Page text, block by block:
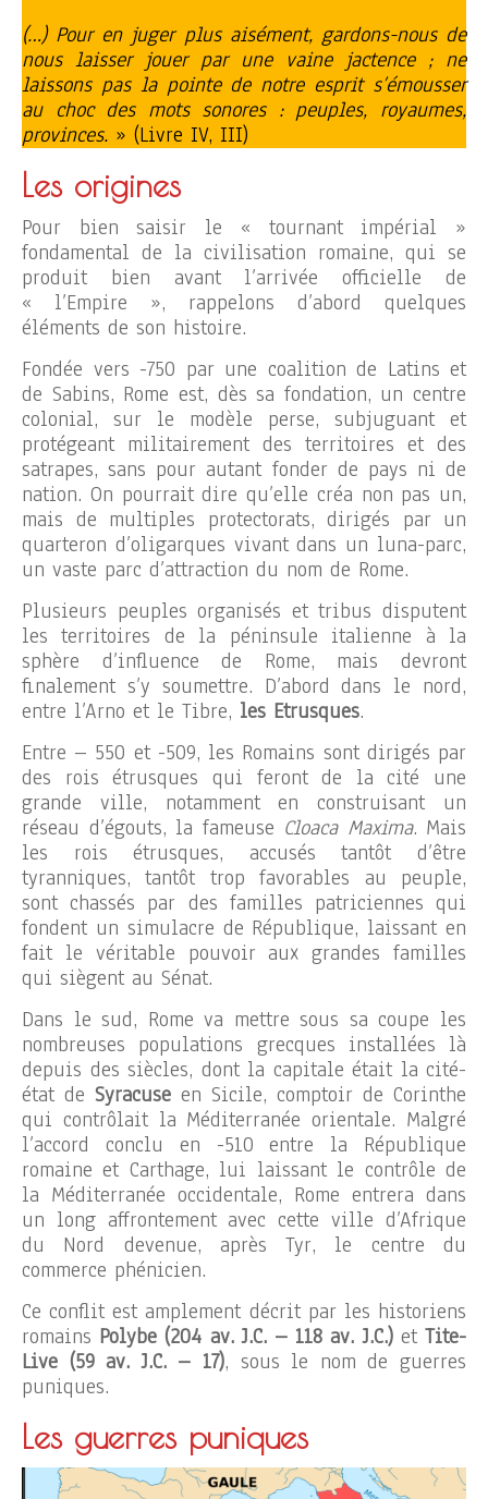
(…) Pour en juger plus aisément, gardons-nous de
nous laisser jouer par une vaine jactence ; ne
laissons pas la pointe de notre esprit s’émousser
au choc des mots sonores : peuples, royaumes,
provinces. » (Livre IV, III)
Les origines
Pour bien saisir le « tournant impérial »
fondamental de la civilisation romaine, qui se
produit bien avant l’arrivée officielle de
« l’Empire », rappelons d’abord quelques
éléments de son histoire.
Fondée vers -750 par une coalition de Latins et
de Sabins, Rome est, dès sa fondation, un centre
colonial, sur le modèle perse, subjuguant et
protégeant militairement des territoires et des
satrapes, sans pour autant fonder de pays ni de
nation. On pourrait dire qu’elle créa non pas un,
mais de multiples protectorats, dirigés par un
quarteron d’oligarques vivant dans un luna-parc,
un vaste parc d’attraction du nom de Rome.
Plusieurs peuples organisés et tribus disputent
les territoires de la péninsule italienne à la
sphère d’influence de Rome, mais devront
finalement s’y soumettre. D’abord dans le nord,
entre l’Arno et le Tibre, les Etrusques.
Entre – 550 et -509, les Romains sont dirigés par
des rois étrusques qui feront de la cité une
grande ville, notamment en construisant un
réseau d’égouts, la fameuse Cloaca Maxima. Mais
les rois étrusques, accusés tantôt d’être
tyranniques, tantôt trop favorables au peuple,
sont chassés par des familles patriciennes qui
fondent un simulacre de République, laissant en
fait le véritable pouvoir aux grandes familles
qui siègent au Sénat.
Dans le sud, Rome va mettre sous sa coupe les
nombreuses populations grecques installées là
depuis des siècles, dont la capitale était la cité-
état de Syracuse en Sicile, comptoir de Corinthe
qui contrôlait la Méditerranée orientale. Malgré
l’accord conclu en -510 entre la République
romaine et Carthage, lui laissant le contrôle de
la Méditerranée occidentale, Rome entrera dans
un long affrontement avec cette ville d’Afrique
du Nord devenue, après Tyr, le centre du
commerce phénicien.
Ce conflit est amplement décrit par les historiens
romains Polybe (204 av. J.C. – 118 av. J.C.)etTite-
Live (59 av. J.C. – 17), sous le nom de guerres
puniques.
Les guerres puniques